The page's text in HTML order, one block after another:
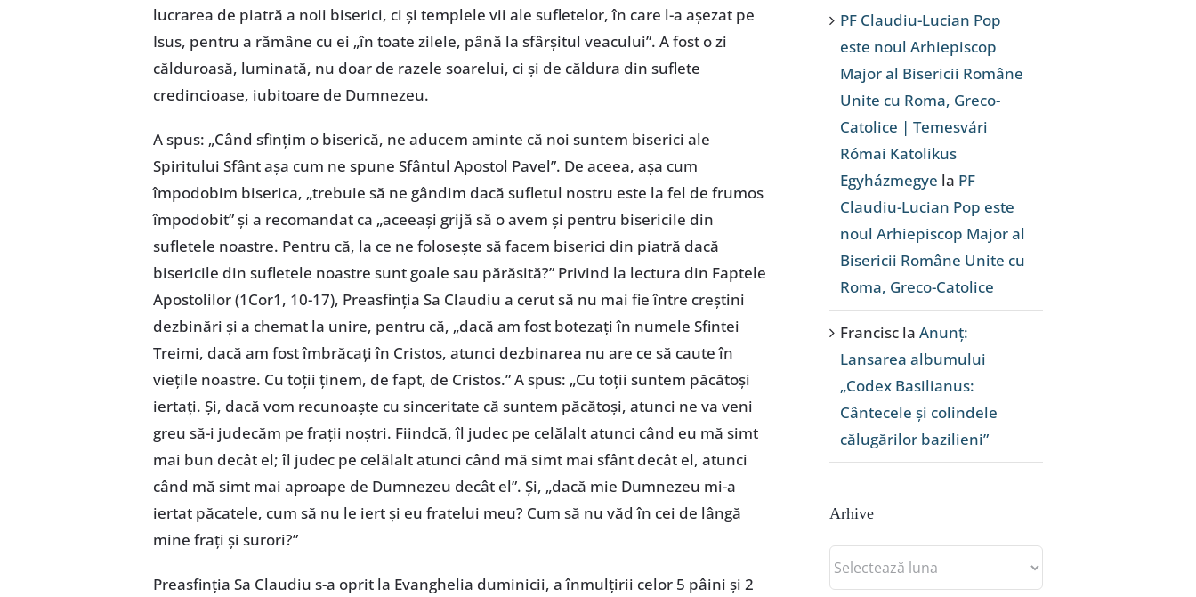
lucrarea de piatră a noii biserici, ci și templele vii ale sufletelor, în care l-a așezat pe
Isus, pentru a rămâne cu ei „în toate zilele, până la sfârșitul veacului”. A fost o zi
călduroasă, luminată, nu doar de razele soarelui, ci și de căldura din suflete
credincioase, iubitoare de Dumnezeu.
A spus: „Când sfințim o biserică, ne aducem aminte că noi suntem biserici ale
Spiritului Sfânt așa cum ne spune Sfântul Apostol Pavel”. De aceea, așa cum
împodobim biserica, „trebuie să ne gândim dacă sufletul nostru este la fel de frumos
împodobit” și a recomandat ca „aceeași grijă să o avem și pentru bisericile din
sufletele noastre. Pentru că, la ce ne folosește să facem biserici din piatră dacă
bisericile din sufletele noastre sunt goale sau părăsită?” Privind la lectura din Faptele
Apostolilor (1Cor1, 10-17), Preasfinția Sa Claudiu a cerut să nu mai fie între creștini
dezbinări și a chemat la unire, pentru că, „dacă am fost botezați în numele Sfintei
Treimi, dacă am fost îmbrăcați în Cristos, atunci dezbinarea nu are ce să caute în
viețile noastre. Cu toții ținem, de fapt, de Cristos.” A spus: „Cu toții suntem păcătoși
iertați. Și, dacă vom recunoaște cu sinceritate că suntem păcătoși, atunci ne va veni
greu să-i judecăm pe frații noștri. Fiindcă, îl judec pe celălalt atunci când eu mă simt
mai bun decât el; îl judec pe celălalt atunci când mă simt mai sfânt decât el, atunci
când mă simt mai aproape de Dumnezeu decât el”. Și, „dacă mie Dumnezeu mi-a
iertat păcatele, cum să nu le iert și eu fratelui meu? Cum să nu văd în cei de lângă
mine frați și surori?”
Preasfinția Sa Claudiu s-a oprit la Evanghelia duminicii, a înmulțirii celor 5 pâini și 2
PF Claudiu-Lucian Pop
este noul Arhiepiscop
Major al Bisericii Române
Unite cu Roma, Greco-
Catolice | Temesvári
Római Katolikus
Egyházmegye la PF
Claudiu-Lucian Pop este
noul Arhiepiscop Major al
Bisericii Române Unite cu
Roma, Greco-Catolice
Francisc la Anunț:
Lansarea albumului
„Codex Basilianus:
Cântecele și colindele
călugărilor bazilieni”
Arhive
Arhive